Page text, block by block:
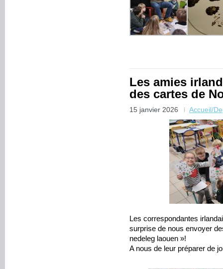
Les amies
des cartes de
15 janvier 2026 Accueil/
Les correspondantes
surprise de nous envoyer
nedeleg laouen »!
A nous de leur préparer de